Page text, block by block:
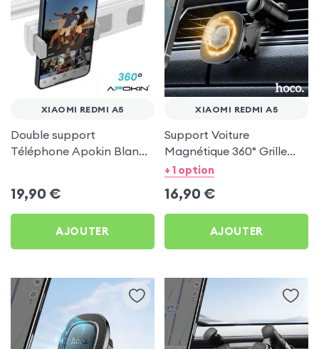
XIAOMI REDMI A5
Double support
Téléphone Apokin Blanc
et Twitch
19,90 €
AJOUTER
XIAOMI REDMI A5
Support Voiture
Magnétique 360° Grille
d'aération Hoco pour
+ 1 option
16,90 €
AJOUTER